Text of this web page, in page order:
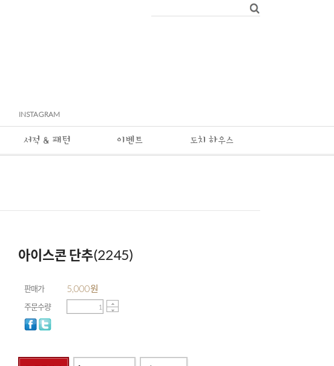
INSTAGRAM
서적 & 패턴 이벤트 도치 하우스
아이스콘 단추(2245)
판매가 5,000원
주문수량